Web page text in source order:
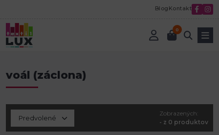
Blog Kontakt
0
Úvod
voál (záclona)
Zobrazených:
- z 0 produktov